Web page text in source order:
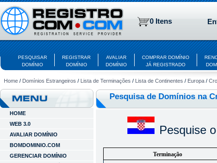
0 Itens
PESQUISAR
DOMÍNIO
REGISTRAR
DOMÍNIO
AVALIAR
DOMÍNIO
COMPRAR DOMÍNIO
JÁ REGISTRADO
Home / Domínios Estrangeiros / Lista de Terminações / Lista de Continentes / Europa /
HOME
WEB 3.0
AVALIAR DOMÍNIO
BOMDOMINIO.COM
GERENCIAR DOMÍNIO
Pesquisa de Domínios na
Pesquise
Terminação